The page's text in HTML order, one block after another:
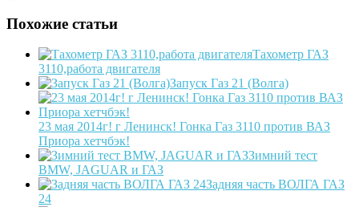
Похожие статьи
Тахометр ГАЗ
3110,работа двигателя
Запуск Газ 21 (Волга)
23 мая 2014г! г Ленинск! Гонка Газ 3110 против ВАЗ
Приора хетчбэк!
Зимний тест
BMW, JAGUAR и ГАЗ
Задняя часть ВОЛГА ГАЗ
24